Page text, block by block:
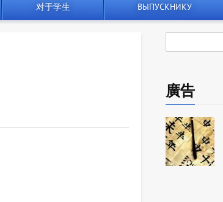
对于学生 ВЫПУСКНИКУ
尋
廣告